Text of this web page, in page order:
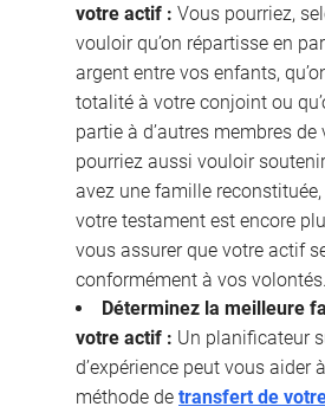
votre actif : Vous pourriez,
vouloir qu’on répartisse en
argent entre vos enfants,
totalité à votre conjoint ou
partie à d’autres membres
pourriez aussi vouloir
avez une famille
votre testament est encore
vous assurer que votre actif
conformément à vos volontés.
Déterminez la meilleure
votre actif : Un planificateur
d’expérience peut vous aider
méthode de transfert de